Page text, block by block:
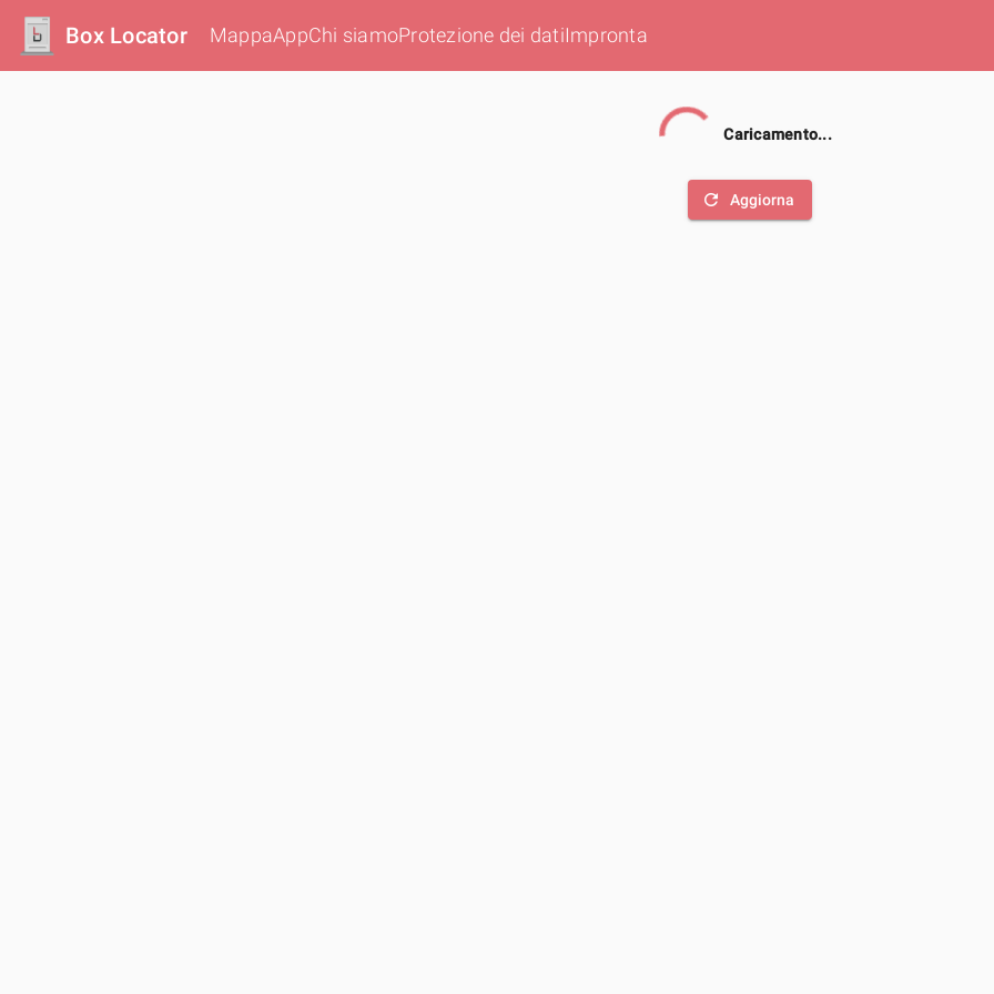
Box Locator MappaAppChi siamoProtezione dei datiImpronta
Caricamento...
refresh Aggiorna